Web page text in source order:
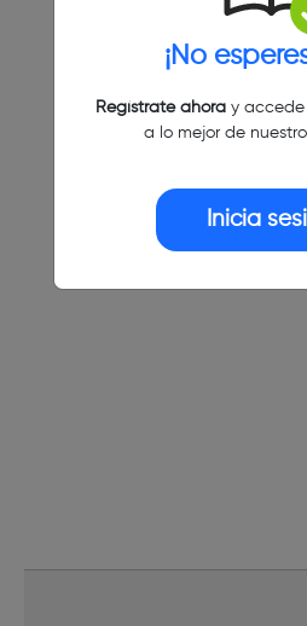
¡No
Regístrate ahoray accede
a lo mejor de
Inicia